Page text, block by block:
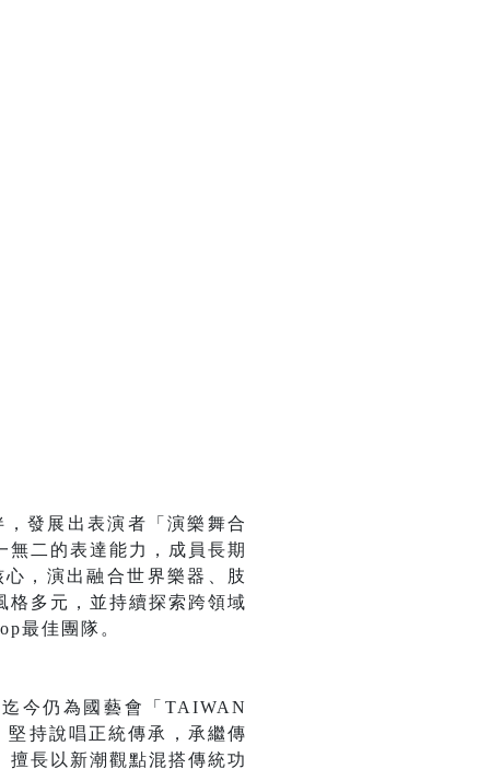
發展出表演者「演樂舞合
二的表達能力，成員長期
，演出融合世界樂器、肢
格多元，並持續探索跨領域
最佳團隊。
今仍為國藝會「TAIWAN
持說唱正統傳承，承繼傳
長以新潮觀點混搭傳統功